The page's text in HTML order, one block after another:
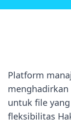
Alat
(Sumber
Platform
untuk file
fleksibilitas